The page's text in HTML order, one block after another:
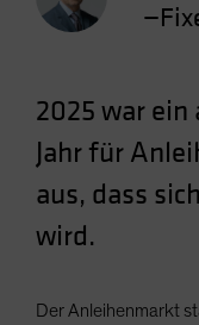
Singapore
Switzerland
Taiwan - 台灣
UK
US (Non-US
2025 war
Jahr für
aus, dass
wird.
Der Anleihenmarkt